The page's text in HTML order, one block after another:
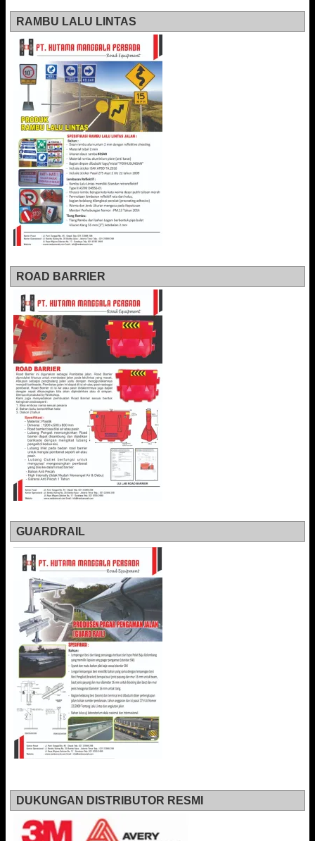
RAMBU LALU LINTAS
ROAD BARRIER
GUARDRAIL
DUKUNGAN DISTRIBUTOR RESMI